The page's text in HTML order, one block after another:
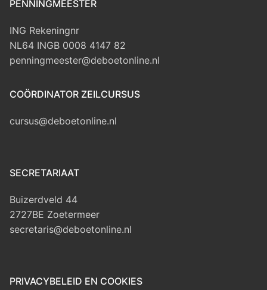
PENNINGMEESTER
ING Rekeningnr
NL64 INGB 0008 4147 82
penningmeester@deboetonline.nl
COÖRDINATOR ZEILCURSUS
cursus@deboetonline.nl
SECRETARIAAT
Buizerdveld 44
2727BE Zoetermeer
secretaris@deboetonline.nl
PRIVACYBELEID EN COOKIES